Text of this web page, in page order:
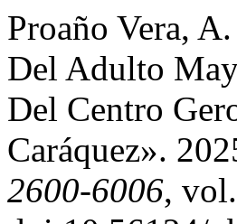
Proaño Vera,
Del Adulto
Del Centro
Caráquez».
2600-6006,